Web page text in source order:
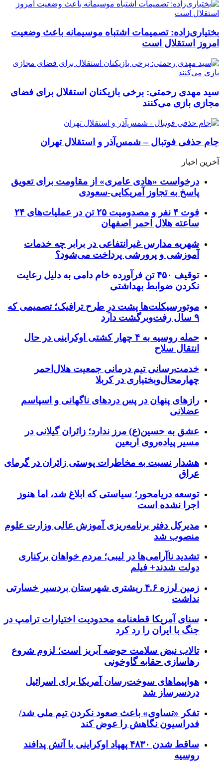
بختیاری‌زاده: تصمیمات اشتباه موسیمانه باعث وضعیت
امروز استقلال است
سید مهدی رحمتی: برخی بازیکنان استقلال برای فضای
مجازی بازی می‌کنند
جام حذفی فوتبال – شمس‌آذر و استقلال تهران
آخرین اخبار
درخواست «هادی عامری» از مقاومت برای تعویق
پاسخ به تجاوز آمریکایی-سعودی
فوت ۴ نفر و مصدومیت ۲۵ تن در عملیات‌های ۲۴
ساعته هلال احمر اصفهان
شهریه مدارس غیرانتفاعی در برابر چه خدمات
آموزشی و پرورشی پرداخت می‌شود؟
توقیف ۴۵۰ تن فرآورده خام دامی به دلیل رعایت
نکردن ضوابط بهداشتی
موتورسیکلت‌ها پشت درِ طرح ترافیک؛ تصمیمی که
۹ سال رفت‌وبرگشت دارد
حمله روسیه به ۴ چهار کشتی اوکراینی در حال
انتقال سلاح
خدمت‌رسانی تیم درمانی جمعیت هلال‌احمر
چهارمحال‌وبختیاری در کربلا
رازهای پنهان در پس دردهای ناگهانی و اسپاسم
عضلانی
عشق به حسین(ع) مرز ندارد؛ زائران گیلانی در
مسیر پیاده‌روی اربعین
هشدار نسبت به مخاطرات پوستی زائران در گرمای
عراق
توسعه دریامحور؛ سیاستی که ابلاغ شد، اما هنوز
اجرا نشده است
مدیرکل دفتر برنامه‌ریزی آموزش عالی وزارت علوم
منصوب شد
تشدید ناآرامی‌ها در لیبی؛ مردم خواهان برکناری
دولت شدند+ فیلم
زمین لرزه ۴.۶ ریشتری شهرستان بردسیر خسارتی
نداشت
سنای آمریکا قطعنامه محدودیت اختیارات ترامپ در
جنگ با ایران را رد کرد
تالاب نبض سلامت حوضه آبریز است؛ لزوم شروع
رهاسازی حقابه گاوخونی
هواپیماهای سوخت‌رسان آمریکا برای اسرائیل
دردسرساز شد
تفکر «تساوی» باعث صعود نکردن تیم ملی شد/
فدراسیون نگاهش را عوض کند
ساقط شدن ۴۸۳۰ پهپاد اوکراینی با آتش پدافند
روسیه